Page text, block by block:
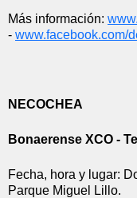
Más información:
- www.facebook.com/
NECOCHEA
Bonaerense XCO -
Fecha, hora y lugar:
Parque Miguel Lillo.